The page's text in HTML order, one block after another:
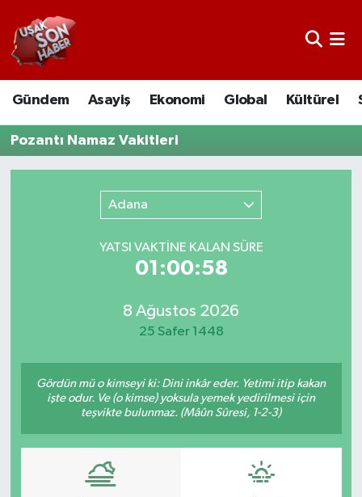
Gündem Asayiş Ekonomi Global Kültürel
Pozantı Namaz Vakitleri
Adana
YATSI VAKTİNE KALAN SÜRE
01:00:58
8 Ağustos 2026
25 Safer 1448
Gördün mü o kimseyi ki: Dini inkâr eder. Yetimi itip kakan
işte odur. Ve (o kimse) yoksula yemek yedirilmesi için
teşvikte bulunmaz. (Mâûn Sûresi, 1-2-3)
Uşak Nöbetçi Eczaneler
Uşak Hava Durumu
Uşak Namaz Vakitleri
Tüm Manşetler
Son Dakika Haberleri